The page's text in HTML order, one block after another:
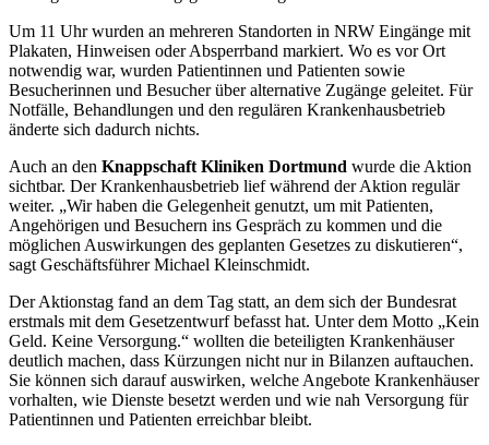
Um 11 Uhr wurden an mehreren Standorten in NRW Eingänge mit
Plakaten, Hinweisen oder Absperrband markiert. Wo es vor Ort
notwendig war, wurden Patientinnen und Patienten sowie
Besucherinnen und Besucher über alternative Zugänge geleitet. Für
Notfälle, Behandlungen und den regulären Krankenhausbetrieb
änderte sich dadurch nichts.
Auch an den Knappschaft Kliniken Dortmund wurde die Aktion
sichtbar. Der Krankenhausbetrieb lief während der Aktion regulär
weiter. „Wir haben die Gelegenheit genutzt, um mit Patienten,
Angehörigen und Besuchern ins Gespräch zu kommen und die
möglichen Auswirkungen des geplanten Gesetzes zu diskutieren“,
sagt Geschäftsführer Michael Kleinschmidt.
Der Aktionstag fand an dem Tag statt, an dem sich der Bundesrat
erstmals mit dem Gesetzentwurf befasst hat. Unter dem Motto „Kein
Geld. Keine Versorgung.“ wollten die beteiligten Krankenhäuser
deutlich machen, dass Kürzungen nicht nur in Bilanzen auftauchen.
Sie können sich darauf auswirken, welche Angebote Krankenhäuser
vorhalten, wie Dienste besetzt werden und wie nah Versorgung für
Patientinnen und Patienten erreichbar bleibt.